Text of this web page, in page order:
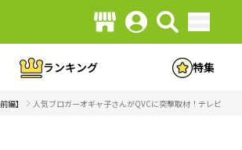
ランキング 特集
編】 人気ブロガーオギャ子さんがQVCに突撃取材！テレビシ